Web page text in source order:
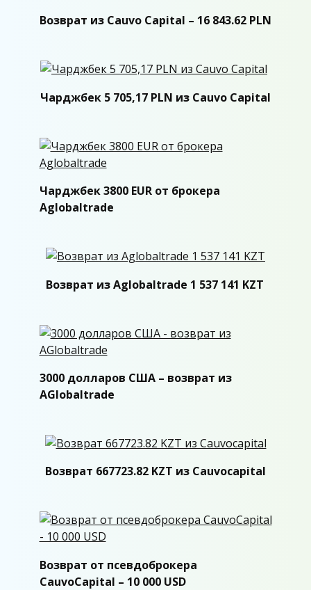
Возврат из Cauvo Capital – 16 843.62 PLN
Чарджбек 5 705,17 PLN из Cauvo Capital
Чарджбек 3800 EUR от брокера
Aglobaltrade
Возврат из Aglobaltrade 1 537 141 KZT
3000 долларов США – возврат из
AGlobaltrade
Возврат 667723.82 KZT из Cauvocapital
Возврат от псевдоброкера
CauvoCapital – 10 000 USD